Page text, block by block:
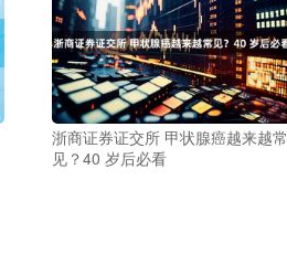
浙商证券证交所 甲状腺癌越来越常
见？40 岁后必看